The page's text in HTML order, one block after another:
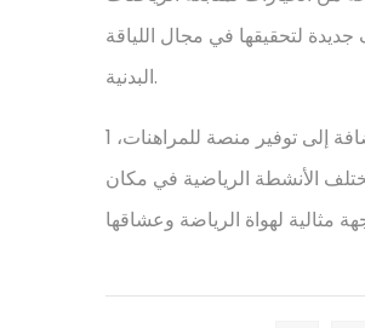
لتحقيقها في مجال اللياقة
البدنية.
إضافة إلى توفير منصة للمراهنات، 1xbet يساهم في زيادة التواصل بين عشاق الرياضية ومتابعيها من خلال تقديم أحداث
الأنشطة الرياضية في مكان